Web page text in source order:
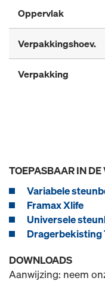
Oppervlak
Verpakkingshoev.
Verpakking
TOEPASBAAR IN
Variabele
Framax Xlife
Universele
Dragerbekisting
DOWNLOADS
Aanwijzing: neem